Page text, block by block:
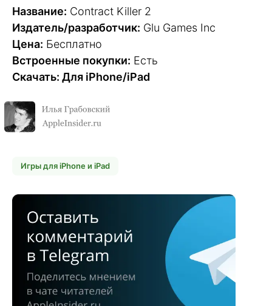
Название: Contract Killer 2
Издатель/разработчик: Glu Games Inc
Цена: Бесплатно
Встроенные покупки: Есть
Скачать: Для iPhone/iPad
Игры для iPhone и iPad